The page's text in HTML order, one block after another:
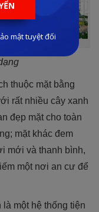
thuộc mặt bằng
rất nhiều cây xanh
đẹp mặt cho toàn
mặt khác đem
mới và thanh bình,
một nơi an cư để
một hệ thống tiện